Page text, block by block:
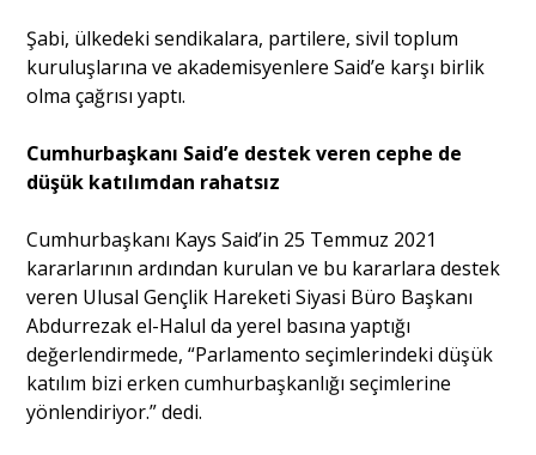
Şabi, ülkedeki sendikalara, partilere, sivil toplum
kuruluşlarına ve akademisyenlere Said’e karşı birlik
olma çağrısı yaptı.
Cumhurbaşkanı Said’e destek veren cephe de
düşük katılımdan rahatsız
Cumhurbaşkanı Kays Said’in 25 Temmuz 2021
kararlarının ardından kurulan ve bu kararlara destek
veren Ulusal Gençlik Hareketi Siyasi Büro Başkanı
Abdurrezak el-Halul da yerel basına yaptığı
değerlendirmede, “Parlamento seçimlerindeki düşük
katılım bizi erken cumhurbaşkanlığı seçimlerine
yönlendiriyor.” dedi.